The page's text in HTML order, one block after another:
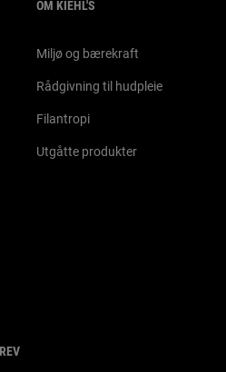
OM KIEHL'S
Miljø og bærekraft
Rådgivning til hudpleie
Filantropi
Utgåtte produkter